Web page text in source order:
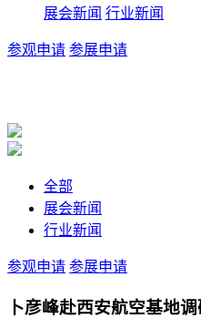
展会新闻 行业新闻
参观申请 参展申请
全部
展会新闻
行业新闻
参观申请 参展申请
卜彦峰赴西安航空基地